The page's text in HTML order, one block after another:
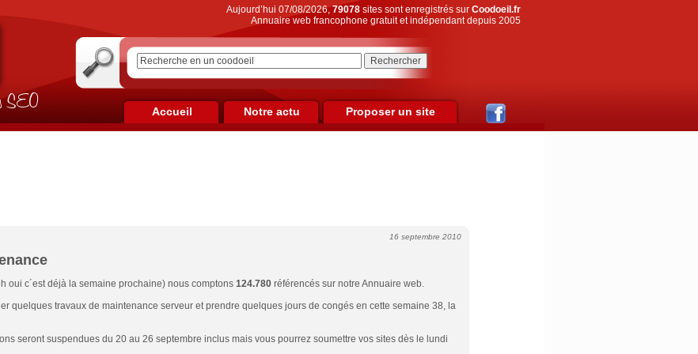
SEO
Aujourd’hui 07/08/2026,79078sites sont enregistrés sur Coodoeil.fr
Annuaire web francophone gratuit et indépendant depuis 2005
Accueil Notre actu Proposer un site
16 septembre 2010
oui c´est déjà la semaine prochaine) nous comptons 124.780référencés sur notre Annuaire web.
quelques travaux de maintenance serveur et prendre quelques jours de congés en cette semaine 38, la
seront suspendues du 20 au 26 septembre inclus mais vous pourrez soumettre vos sites dès le lundi